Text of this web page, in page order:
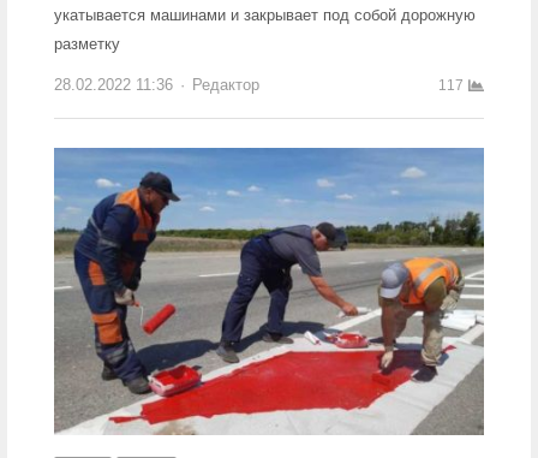
укатывается машинами и закрывает под собой дорожную
разметку
28.02.2022 11:36 Author
Редактор 117